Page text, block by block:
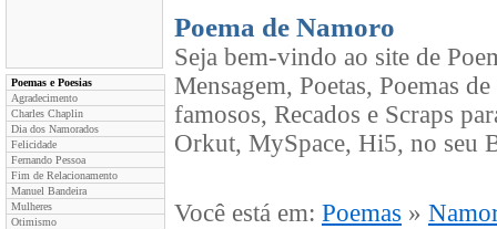
Poemas e Poesias
Agradecimento
Charles Chaplin
Dia dos Namorados
Felicidade
Fernando Pessoa
Fim de Relacionamento
Manuel Bandeira
Mulheres
Otimismo
Poema de Namoro
Seja bem-vindo ao site de
Mensagem, Poetas, Poemas
famosos, Recados e Scraps
Orkut, MySpace, Hi5, no seu
Você está em: Poemas »